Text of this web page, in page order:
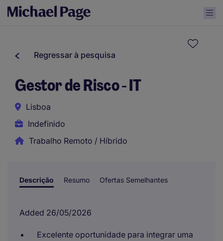
Regressar à pesquisa
Gestor de Risco - IT
Lisboa
Indefinido
Trabalho Remoto / Híbrido
Descrição Resumo Ofertas Semelhantes
Added 26/05/2026
Excelente oportunidade para integrar uma